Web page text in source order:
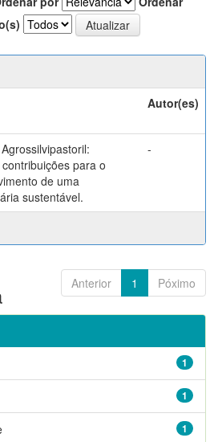
Autor(es)
para o
de uma
sustentável.
-
Anterior 1 Póximo
1
1
1